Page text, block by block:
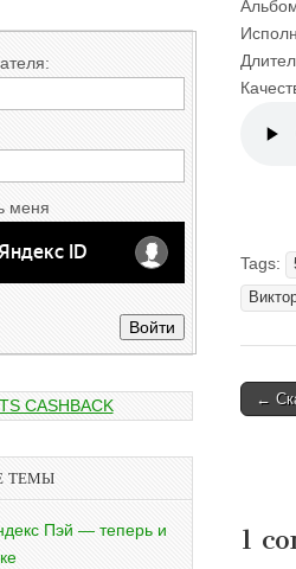
Tags:
Post
←
1
меня
Войти
ТЕМЫ
Пэй — теперь и